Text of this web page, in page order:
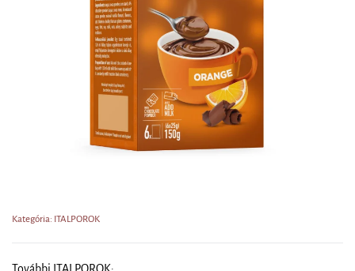
Kategória: ITALPOROK
További ITALPOROK: